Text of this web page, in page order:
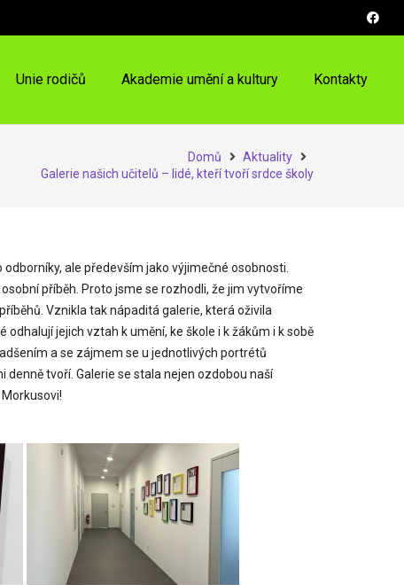
Unie rodičů Akademie umění a kultury Kontakty
Domů
Aktuality
Galerie našich učitelů – lidé, kteří tvoří srdce školy
ale především jako výjimečné osobnosti.
příběh. Proto jsme se rozhodli, že jim vytvoříme
Vznikla tak nápaditá galerie, která oživila
jejich vztah k umění, ke škole i k žákům i k sobě
a se zájmem se u jednotlivých portrétů
tvoří. Galerie se stala nejen ozdobou naší